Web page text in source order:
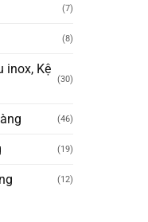
(7)
(8)
inox, Kệ
(30)
(46)
(19)
(12)